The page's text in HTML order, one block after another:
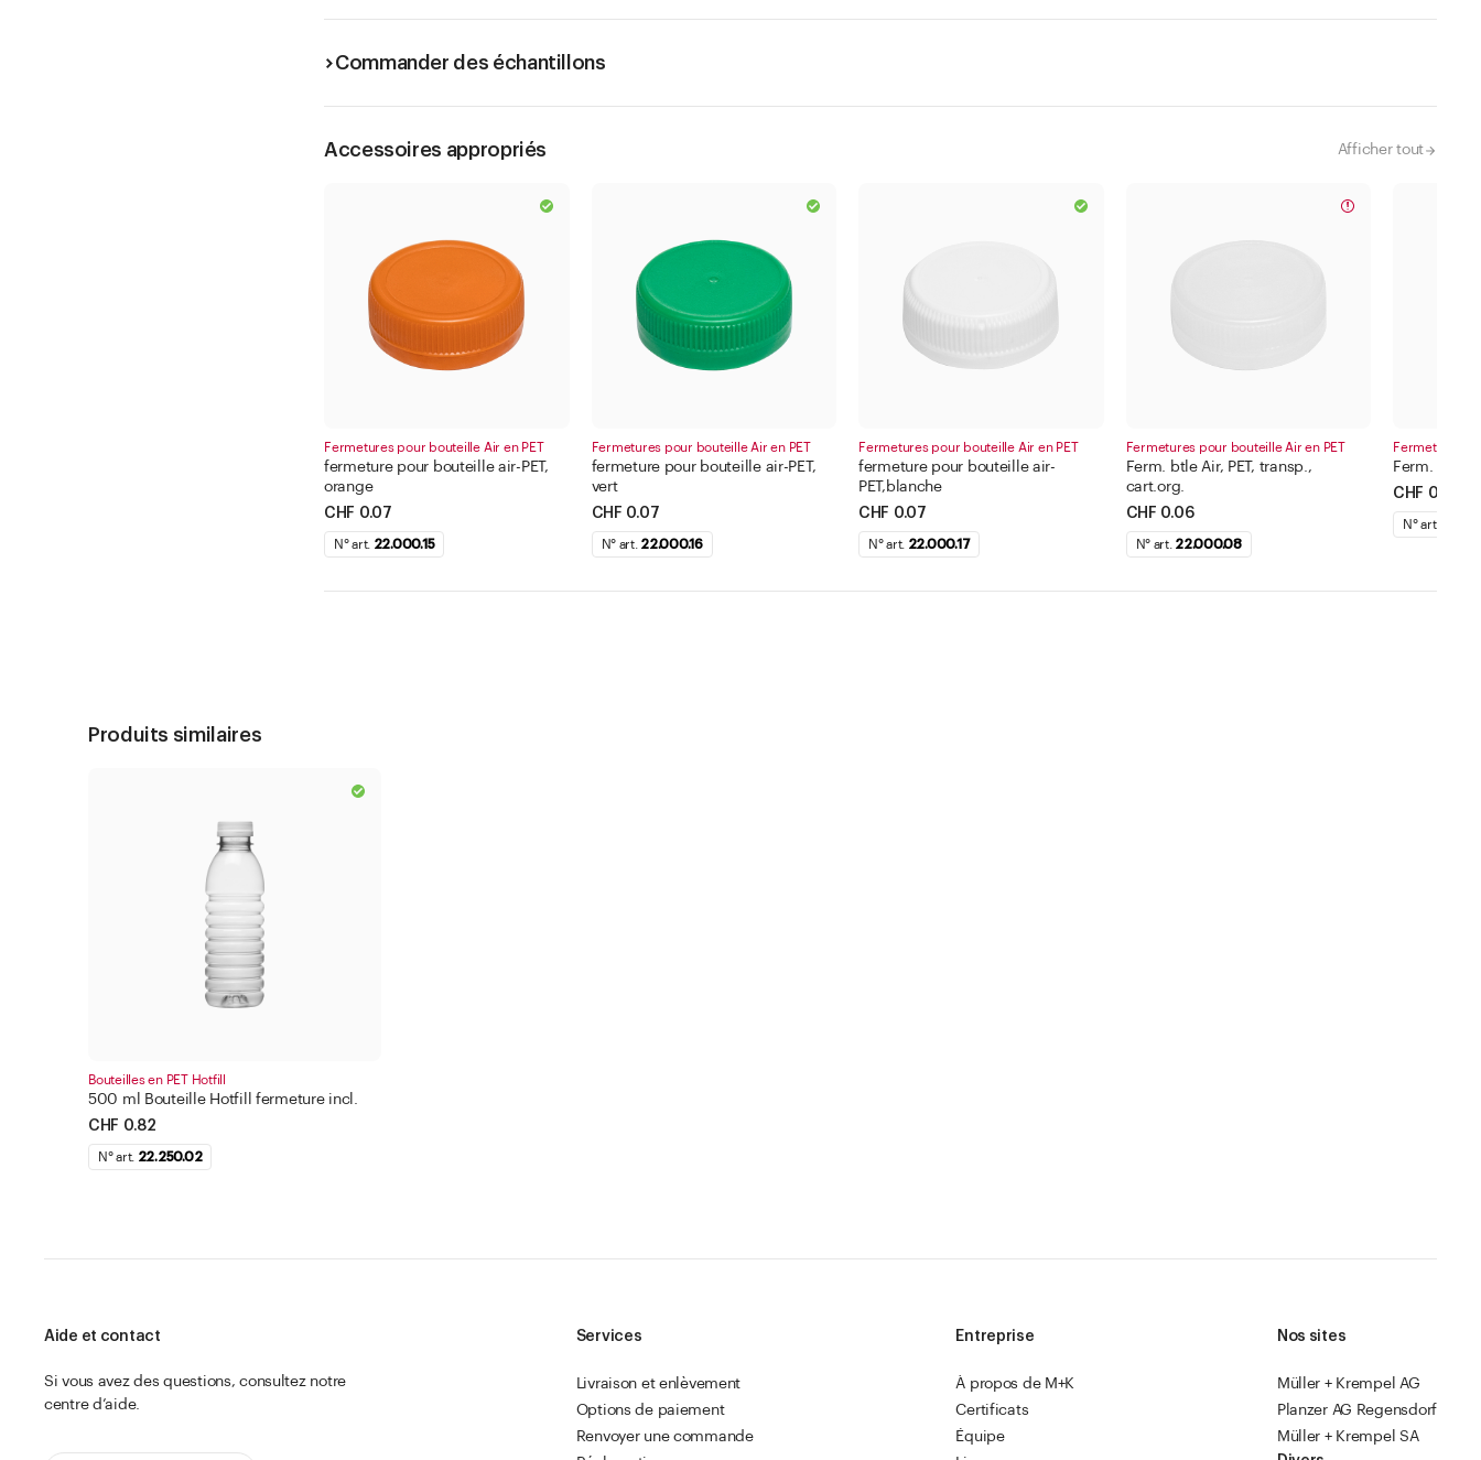
Commander des échantillons
Accessoires appropriés Afficher tout
Fermetures pour bouteille Air en PET
fermeture pour bouteille air-PET,
orange
CHF 0.07
N° art. 22.000.15
Fermetures pour bouteille Air en PET
fermeture pour bouteille air-PET,
vert
CHF 0.07
N° art. 22.000.16
Fermetures pour bouteille Air en PET
fermeture pour bouteille air-
PET,blanche
CHF 0.07
N° art. 22.000.17
Fermetures pour bouteille Air en PET
Ferm. btle Air, PET, transp.,
cart.org.
CHF 0.06
N° art. 22.000.08
Fermetures
Ferm. btle
CHF 0.06
N° art.
Produits similaires
Bouteilles en PET Hotfill
500 ml Bouteille Hotfill fermeture incl.
CHF 0.82
N° art. 22.250.02
Aide et contact
Si vous avez des questions, consultez notre
centre d’aide.
Services
Livraison et enlèvement
Options de paiement
Renvoyer une commande
Entreprise
À propos de M+K
Certificats
Équipe
Nos sites
Müller + Krempel AG
Planzer AG Regensdorf
Müller + Krempel SA